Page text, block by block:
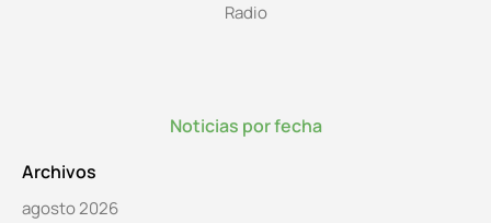
Radio
Noticias por fecha
Archivos
agosto 2026